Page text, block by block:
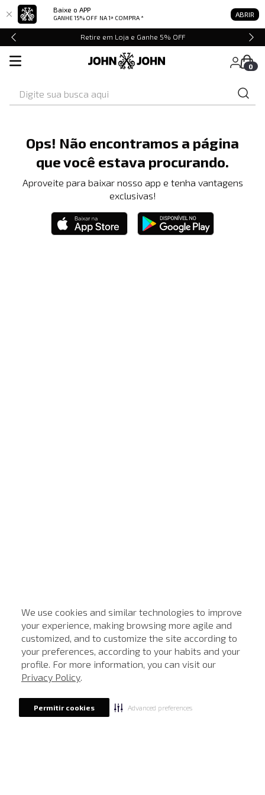
Baixe o APP
GANHE 15% OFF NA 1ª COMPRA * ABRIR
We use cookies and similar technologies to improve
your experience, making browsing more agile and
customized, and to customize the site according to
your preferences, according to your habits and your
profile. For more information, you can visit our
Privacy Policy.
Permitir cookies Advanced preferences
Retire em Loja e Ganhe 5% OFF
0
Ops! Não encontramos a página
que você estava procurando.
Aproveite para baixar nosso app e tenha vantagens
exclusivas!